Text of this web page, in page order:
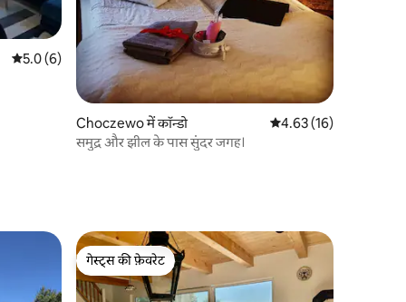
औसत रेटिंग 5 में से 5.0, 6 समीक्षाएँ
5.0 (6)
Choczewo में कॉन्डो औसत रेटिंग 5 में से 4.63,
4.63 (16)
समुद्र और झील के पास सुंदर जगह।
गेस्ट्स की फ़ेवरेट
गेस्ट्स की फ़ेवरेट